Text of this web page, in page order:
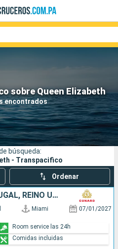
sobre Queen Elizabeth
encontrados
Compañías
Buscar
búsqueda:
- Transpacifico
Ordenar
ESTADOS UNIDOS, PORTUGAL, REINO UNIDO
Miami 07/01/2027
Room service las 24h
Comidas incluidas